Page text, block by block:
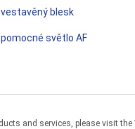
vestavěný blesk
pomocné světlo AF
and services, please visit